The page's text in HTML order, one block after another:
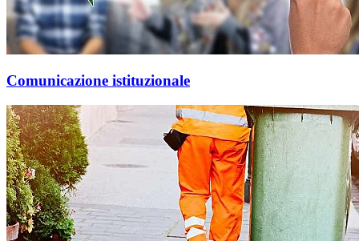
Comunicazione istituzionale